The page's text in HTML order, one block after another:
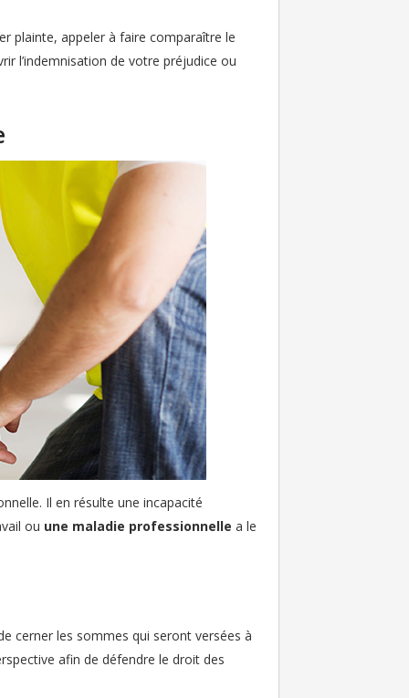
plainte, appeler à faire comparaître le
l’indemnisation de votre préjudice ou
Il en résulte une incapacité
ou une maladie professionnelle a le
cerner les sommes qui seront versées à
afin de défendre le droit des